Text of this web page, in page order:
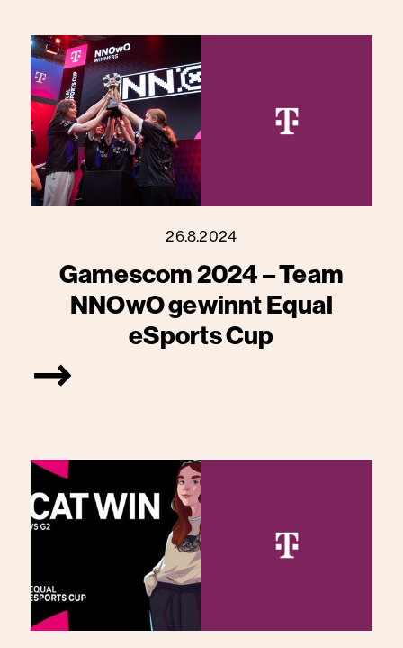
26.8.2024
Gamescom 2024 – Team
NNOwO gewinnt Equal
eSports Cup